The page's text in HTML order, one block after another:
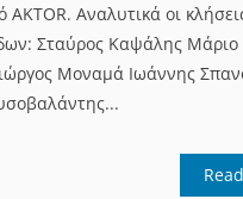
AKTOR. Αναλυτικά οι
Σταύρος Καψάλης Μάριο
Μοναμά Ιωάννης